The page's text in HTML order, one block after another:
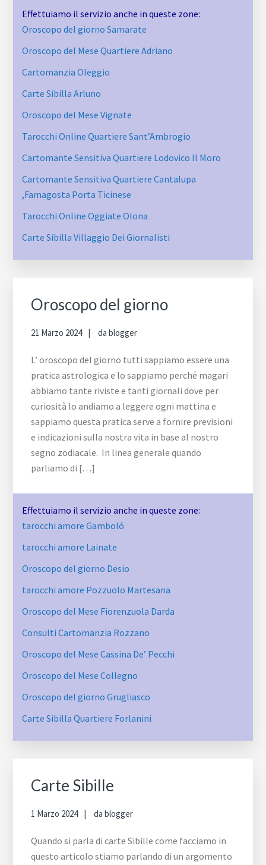
Effettuiamo il servizio anche in queste zone:
Oroscopo del giorno Samarate
Oroscopo del Mese Quartiere Adriano
Cartomanzia Oleggio
Carte Sibilla Arluno
Oroscopo del Mese Vignate
Tarocchi Online Quartiere Sant’Ambrogio
Cartomante Sensitiva Quartiere Lodovico Il Moro
Cartomante Sensitiva Quartiere Cantalupa ​
,Famagosta​ Porta Ticinese
Tarocchi Online Oggiate Olona
Carte Sibilla Villaggio Dei Giornalisti
Oroscopo del giorno
21 Marzo 2024 dablogger
L’ oroscopo del giorno tutti sappiamo essere una
pratica astrologica e lo sappiamo perché magari
abbiamo tante riviste e tanti giornali dove per
curiosità lo andiamo a leggere ogni mattina e
sappiamo questa pratica serve a fornire previsioni
e indicazioni sulla nostra vita in base al nostro
segno zodiacale. In linea generale quando
parliamo di […]
Effettuiamo il servizio anche in queste zone:
tarocchi amore Gamboló
tarocchi amore Lainate
Oroscopo del giorno Desio
tarocchi amore Pozzuolo Martesana
Oroscopo del Mese Fiorenzuola Darda
Consulti Cartomanzia Rozzano
Oroscopo del Mese Cassina De’ Pecchi
Oroscopo del Mese Collegno
Oroscopo del giorno Grugliasco
Carte Sibilla Quartiere Forlanini
Carte Sibille
1 Marzo 2024 dablogger
Quando si parla di carte Sibille come facciamo in
questo articolo stiamo parlando di un argomento